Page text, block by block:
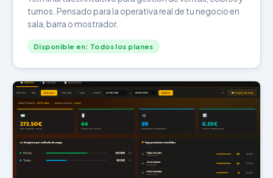
turnos. Pensado para la operativa real de tu negocio en
sala, barra o mostrador.
Disponible en: Todos los planes